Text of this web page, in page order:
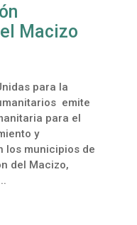
Macizo
para la
emite
para el
y
los municipios de
del Macizo,